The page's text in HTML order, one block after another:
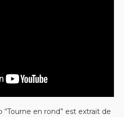
“Tourne en rond” est extrait de